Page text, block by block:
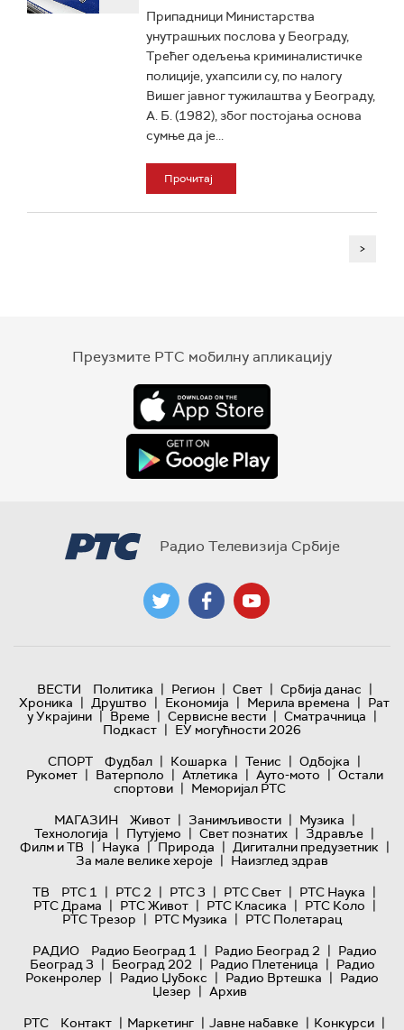
Припадници Министарства
унутрашњих послова у Београду,
Трећег одељења криминалистичке
полиције, ухапсили су, по налогу
Вишег јавног тужилаштва у Београду,
А. Б. (1982), због постојања основа
сумње да је...
Прочитај
>
Преузмите РТС мобилну апликацију
Радио Телевизија Србије
ВЕСТИ Политика | Регион | Свет | Србија данас |
Хроника | Друштво | Економија | Мерила времена | Рат
у Украјини | Време | Сервисне вести | Сматрачница |
Подкаст | ЕУ могућности 2026
СПОРТ
Фудбал | Кошарка | Тенис | Одбојка |
Рукомет | Ватерполо | Атлетика | Ауто-мото | Остали
спортови | Меморијал РТС
МАГАЗИН
Живот | Занимљивости | Музика |
Технологијa | Путујемо | Свет познатих | Здравље |
Филм и ТВ | Наука | Природа | Дигитални предузетник |
За мале велике хероје | Наизглед здрав
ТВ
РТС 1 | РТС 2 | РТС 3 | РТС Свет | РТС Наука |
РТС Драма | РТС Живот | РТС Класика | РТС Коло |
РТС Трезор | РТС Музика | РТС Полетарац
РАДИО
Радио Београд 1 | Радио Београд 2 | Радио
Београд 3 | Београд 202 | Радио Плетеница | Радио
Рокенролер | Радио Џубокс | Радио Вртешка | Радио
Џезер | Архив
РТС
Контакт | Маркетинг | Јавне набавке | Конкурси |